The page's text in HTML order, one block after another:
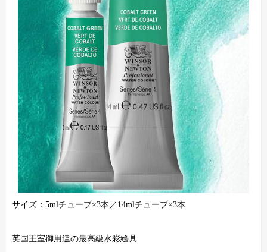
サイズ：5mlチューブ×3本／14mlチューブ×3本
英国王室御用達の最高級水彩絵具